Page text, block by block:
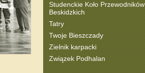
Studenckie Koło Przewodników
Beskidzkich
Tatry
Twoje Bieszczady
Zielnik karpacki
Związek Podhalan